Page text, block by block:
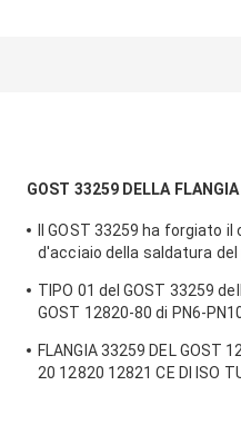
GOST 33259 DELLA FLANGIA
Il GOST 33259 ha forgiato il
d'acciaio della saldatura del
flangia CT20
TIPO 01 del GOST 33259
GOST 12820-80 di PN6-
304/304L, 316/316L
FLANGIA 33259 DEL GOST
20 12820 12821 CE DI ISO